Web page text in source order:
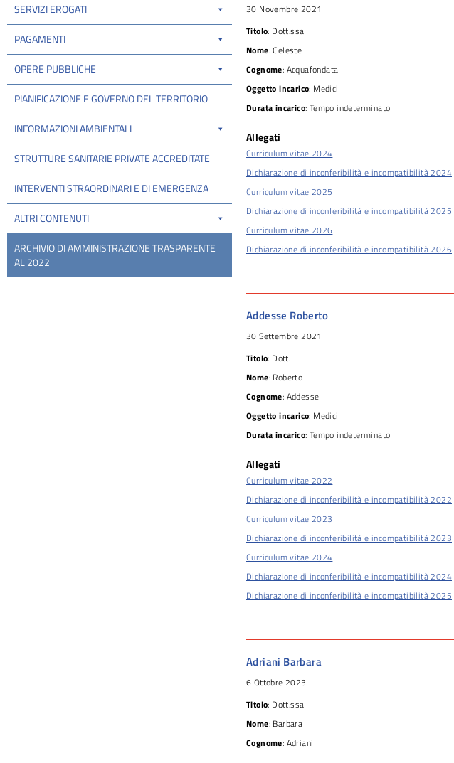
SERVIZI EROGATI
PAGAMENTI
OPERE PUBBLICHE
PIANIFICAZIONE E GOVERNO DEL TERRITORIO
INFORMAZIONI AMBIENTALI
STRUTTURE SANITARIE PRIVATE ACCREDITATE
INTERVENTI STRAORDINARI E DI EMERGENZA
ALTRI CONTENUTI
ARCHIVIO DI AMMINISTRAZIONE TRASPARENTE
AL 2022
30 Novembre 2021
Titolo: Dott.ssa
Nome: Celeste
Cognome: Acquafondata
Oggetto incarico: Medici
Durata incarico: Tempo indeterminato
Allegati
Curriculum vitae 2024
Dichiarazione di inconferibilità e incompatibilità 2024
Curriculum vitae 2025
Dichiarazione di inconferibilità e incompatibilità 2025
Curriculum vitae 2026
Dichiarazione di inconferibilità e incompatibilità 2026
Addesse Roberto
30 Settembre 2021
Titolo: Dott.
Nome: Roberto
Cognome: Addesse
Oggetto incarico: Medici
Durata incarico: Tempo indeterminato
Allegati
Curriculum vitae 2022
Dichiarazione di inconferibilità e incompatibilità 2022
Curriculum vitae 2023
Dichiarazione di inconferibilità e incompatibilità 2023
Curriculum vitae 2024
Dichiarazione di inconferibilità e incompatibilità 2024
Dichiarazione di inconferibilità e incompatibilità 2025
Adriani Barbara
6 Ottobre 2023
Titolo: Dott.ssa
Nome: Barbara
Cognome: Adriani